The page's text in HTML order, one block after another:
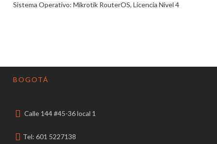
Sistema Operativo: Mikrotik RouterOS, Licencia Nivel 4
BOGOTÁ
Calle 144 #45-36 local 1
Tel: 601 5227138